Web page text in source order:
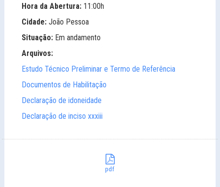
Hora da Abertura: 11:00h
Cidade: João Pessoa
Situação: Em andamento
Arquivos:
Estudo Técnico Preliminar e Termo de Referência
Documentos de Habilitação
Declaração de idoneidade
Declaração de inciso xxxiii
pdf